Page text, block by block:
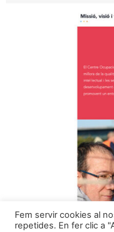
Fem servir cookies al
repetides. En fer clic a